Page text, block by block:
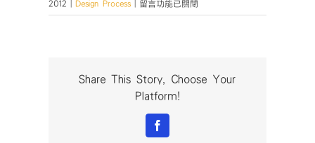
2012
Design Process
在
〈Vivamus
amet
consequat
tortor
tortor
留言功能已關閉
Share This Story, Choose Your
Platform!
Facebook